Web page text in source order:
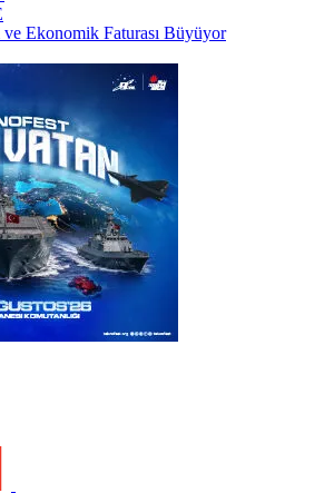
ve Ekonomik Faturası Büyüyor